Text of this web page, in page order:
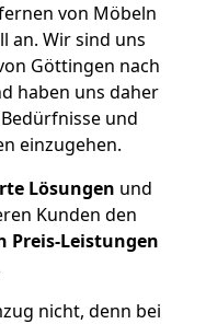
von Möbeln
an. Wir sind uns
Göttingen nach
haben uns daher
und
einzugehen.
Lösungen und
Kunden den
Preis-Leistungen
nicht, denn bei